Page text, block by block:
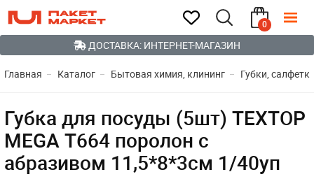
0
ДОСТАВКА: ИНТЕРНЕТ-МАГАЗИН
Главная Каталог Бытовая химия, клининг Губки,
Губка для посуды (5шт) TEXTOP
MEGA Т664 поролон c
абразивом 11,5*8*3см 1/40уп